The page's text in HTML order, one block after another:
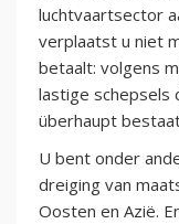
luchtvaartsector
verplaatst u niet
betaalt: volgens
lastige schepsels
überhaupt
U bent onder
dreiging van
Oosten en Azië.